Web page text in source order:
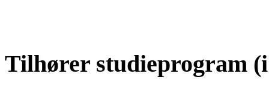
Tilhører studieprogram